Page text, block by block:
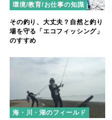
環境/教育/お仕事の知識
その釣り、大丈夫？自然と釣り
場を守る「エコフィッシング」
のすすめ
海・川・湖のフィールド